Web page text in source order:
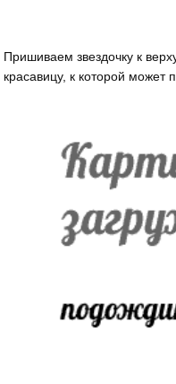
Пришиваем звездочку к
красавицу, к которой может